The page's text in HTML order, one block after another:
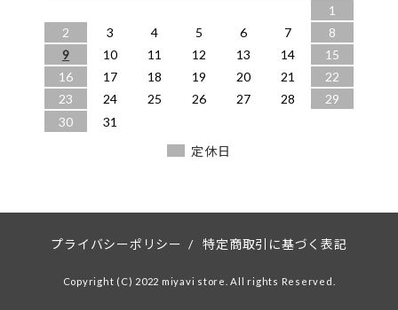
1
2
3 4 5 6 7
8
9
10 11 12 13 14
15
16
17 18 19 20 21
22
23
24 25 26 27 28
29
30
31
定休日
プライバシーポリシー / 特定商取引に基づく表記
Copyright (C) 2022 miyavi store. All rights Reserved.